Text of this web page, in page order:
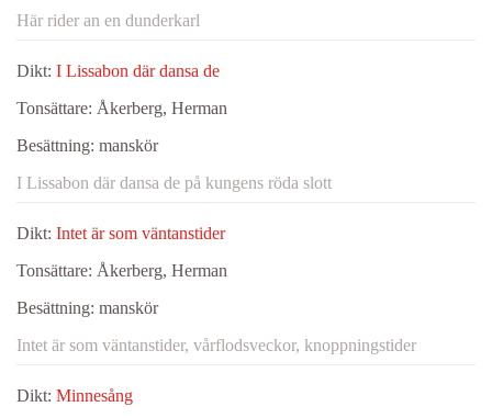
Här rider an en dunderkarl
Dikt: I Lissabon där dansa de
Tonsättare: Åkerberg, Herman
Besättning: manskör
I Lissabon där dansa de på kungens röda slott
Dikt: Intet är som väntanstider
Tonsättare: Åkerberg, Herman
Besättning: manskör
Intet är som väntanstider, vårflodsveckor, knoppningstider
Dikt: Minnesång